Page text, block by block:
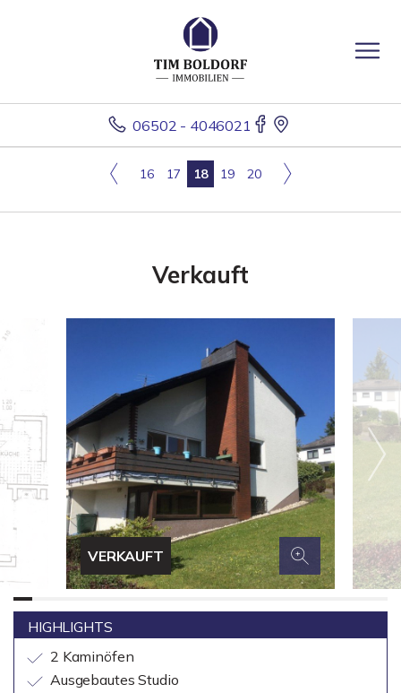
06502 - 4046021
16 17 18 19 20
Verkauft
VERKAUFT
HIGHLIGHTS
2 Kaminöfen
Ausgebautes Studio